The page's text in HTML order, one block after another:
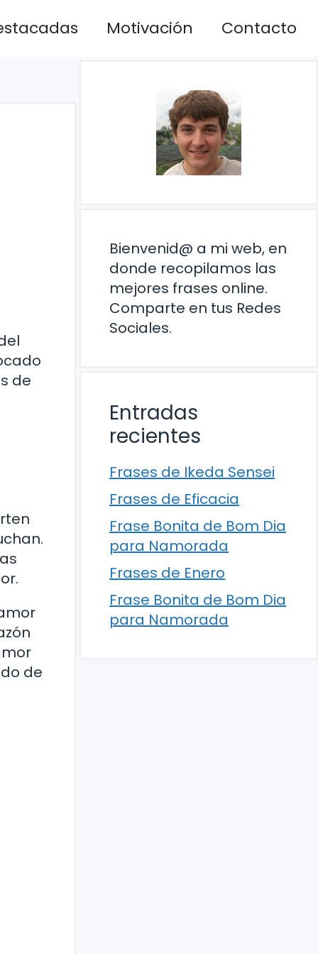
Motivación Contacto
de
de
Bienvenid@ a mi web, en
donde recopilamos las
mejores frases online.
Comparte en tus Redes
Sociales.
Entradas
recientes
Frases de Ikeda Sensei
Frases de Eficacia
Frase Bonita de Bom Dia
para Namorada
Frases de Enero
Frase Bonita de Bom Dia
para Namorada